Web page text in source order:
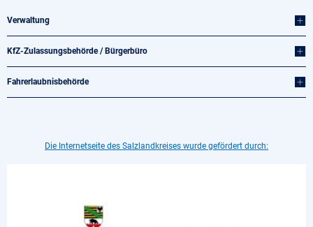
Verwaltung
KfZ-Zulassungsbehörde / Bürgerbüro
Fahrerlaubnisbehörde
Die Internetseite des Salzlandkreises wurde gefördert durch: